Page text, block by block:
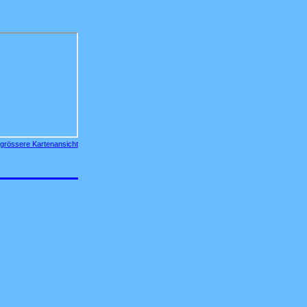
grössere Kartenansicht